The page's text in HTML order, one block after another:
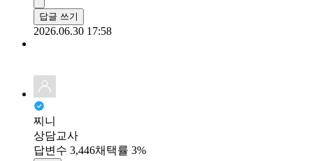
답글 쓰기
2026.06.30 17:58
찌니
상담교사
답변수 3,446채택률 3%